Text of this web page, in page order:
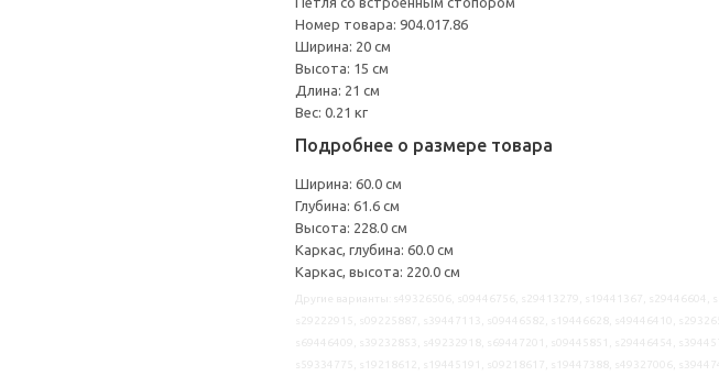
Номер товара: 904.017.86
Ширина: 20 см
Высота: 15 см
Длина: 21 см
Вес: 0.21 кг
Подробнее о размере товара
Ширина: 60.0 см
Глубина: 61.6 см
Высота: 228.0 см
Каркас, глубина: 60.0 см
Каркас, высота: 220.0 см